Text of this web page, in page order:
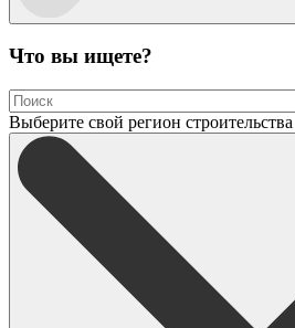
Что вы ищете?
Выберите свой регион строительства